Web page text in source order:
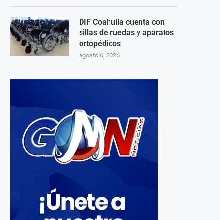
DIF Coahuila cuenta con
sillas de ruedas y aparatos
ortopédicos
agosto 6, 2026